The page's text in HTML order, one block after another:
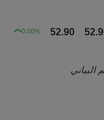
52.90
0.00%